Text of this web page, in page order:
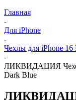
Главная
-
Для iPhone
-
Чехлы для iPhone 16
-
ЛИКВИДАЦИЯ Чехол
Dark Blue